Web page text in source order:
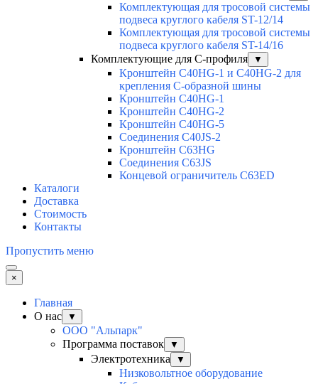
Комплектующая для тросовой системы
подвеса круглого кабеля ST-12/14
Комплектующая для тросовой системы
подвеса круглого кабеля ST-14/16
Комплектующие для С-профиля
▼
Кронштейн C40HG-1 и C40HG-2 для
крепления С-образной шины
Кронштейн C40HG-1
Кронштейн C40HG-2
Кронштейн C40HG-5
Соединения C40JS-2
Кронштейн C63HG
Соединения C63JS
Концевой ограничитель C63ED
Каталоги
Доставка
Стоимость
Контакты
Пропустить меню
×
Главная
О нас
▼
ООО "Альпарк"
Программа поставок
▼
Электротехника ▼
Низковольтное оборудование